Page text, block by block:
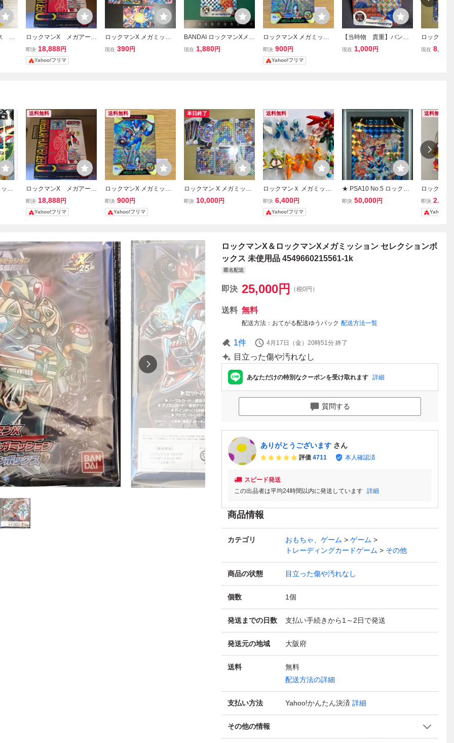
X
ロックマンX メガアーマ
ー イレギュラーハンタ
ーゼロ
即決 18,888円
Yahoo!フリマ
ロックマンX メガミッシ
ョン3 カードダス 5枚
現在 390円
BANDAI ロックマンXメガ
ミッション カードダス ゼ
現在 1,880円
ロックマンX メガミッシ
ョン No.35 プリズムカー
ドダス
即決 900円
Yahoo!フリマ
【当時物 貴重】バンダ
イ カードダス**「ロック
現在 1,000円
ロックマン
ョン ２ カ
現在 8,000
シ
送料無料
ロックマンX メガアーマ
ー イレギュラーハンタ
ーゼロ
即決 18,888円
Yahoo!フリマ
送料無料
ロックマンX メガミッシ
ョン No.35 プリズムカー
ドダス
即決 900円
Yahoo!フリマ
本日終了
ロックマン X メガミッシ
ョン ２ カードダス セミ
即決 10,000円
送料無料
ロックマンＸ メガミッシ
ョン フィギュア
即決 6,400円
Yahoo!フリマ
★ PSA10 No.5 ロックマ
ンX カードダス ロックマ
即決 50,000円
送料無料
ロックマ
ア メガミ
カラークロ
即決 2,500
Yahoo!フ
ロックマンX＆ロックマンXメガミッション セレクションボ
ックス 未使用品 4549660215561-1k
匿名配送
即決 25,000円 （税0円）
送料 無料
配送方法 おてがる配送ゆうパック 配送方法一覧
1件 4月17日（金）20時51分 終了
目立った傷や汚れなし
あなただけの特別なクーポンを受け取れます 詳細
質問する
ありがとうございます さん
評価 4711 本人確認済
スピード発送
この出品者は平均24時間以内に発送しています 詳細
商品情報
カテゴリ おもちゃ、ゲーム
ゲーム
トレーディングカードゲーム
その他
商品の状態 目立った傷や汚れなし
個数 1個
発送までの日数 支払い手続きから1～2日で発送
発送元の地域 大阪府
送料
無料
配送方法の詳細
支払い方法 Yahoo!かんたん決済 詳細
その他の情報